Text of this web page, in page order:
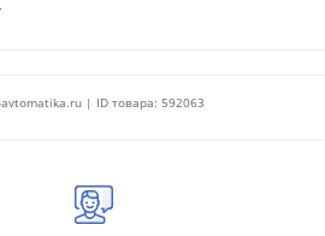
| ID товара: 592063